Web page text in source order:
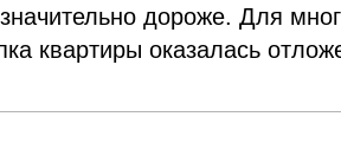
дороже. Для
квартиры оказалась